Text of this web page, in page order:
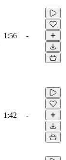
1:56 -
1:42 -